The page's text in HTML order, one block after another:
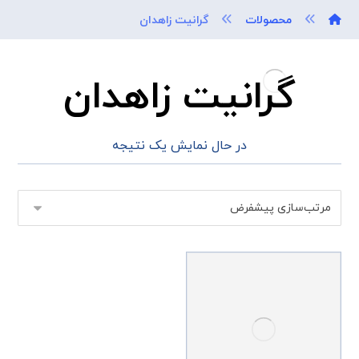
محصولات گرانیت زاهدان
گرانیت زاهدان
در حال نمایش یک نتیجه